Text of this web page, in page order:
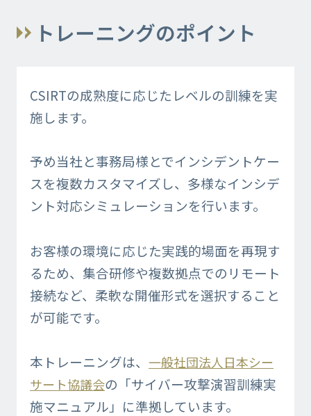
トレーニングのポイント
CSIRTの成熟度に応じたレベルの訓練を実
施します。
予め当社と事務局様とでインシデントケー
スを複数カスタマイズし、多様なインシデ
ント対応シミュレーションを行います。
お客様の環境に応じた実践的場面を再現す
るため、集合研修や複数拠点でのリモート
接続など、柔軟な開催形式を選択すること
が可能です。
本トレーニングは、一般社団法人日本シー
サート協議会の「サイバー攻撃演習訓練実
施マニュアル」に準拠しています。